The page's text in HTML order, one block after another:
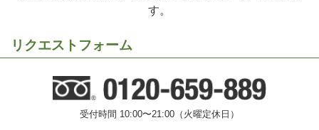
す。
リクエストフォーム
受付時間 10:00〜21:00（火曜定休日）